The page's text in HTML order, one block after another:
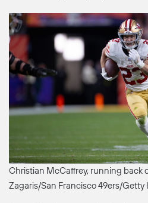
Christian McCaffrey, running back
Zagaris/San Francisco 49ers/Getty